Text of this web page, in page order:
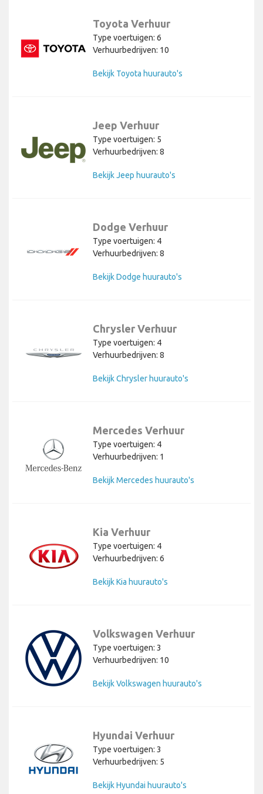
Toyota Verhuur
Type voertuigen: 6
Verhuurbedrijven: 10
Bekijk Toyota huurauto's
Jeep Verhuur
Type voertuigen: 5
Verhuurbedrijven: 8
Bekijk Jeep huurauto's
Dodge Verhuur
Type voertuigen: 4
Verhuurbedrijven: 8
Bekijk Dodge huurauto's
Chrysler Verhuur
Type voertuigen: 4
Verhuurbedrijven: 8
Bekijk Chrysler huurauto's
Mercedes Verhuur
Type voertuigen: 4
Verhuurbedrijven: 1
Bekijk Mercedes huurauto's
Kia Verhuur
Type voertuigen: 4
Verhuurbedrijven: 6
Bekijk Kia huurauto's
Volkswagen Verhuur
Type voertuigen: 3
Verhuurbedrijven: 10
Bekijk Volkswagen huurauto's
Hyundai Verhuur
Type voertuigen: 3
Verhuurbedrijven: 5
Bekijk Hyundai huurauto's